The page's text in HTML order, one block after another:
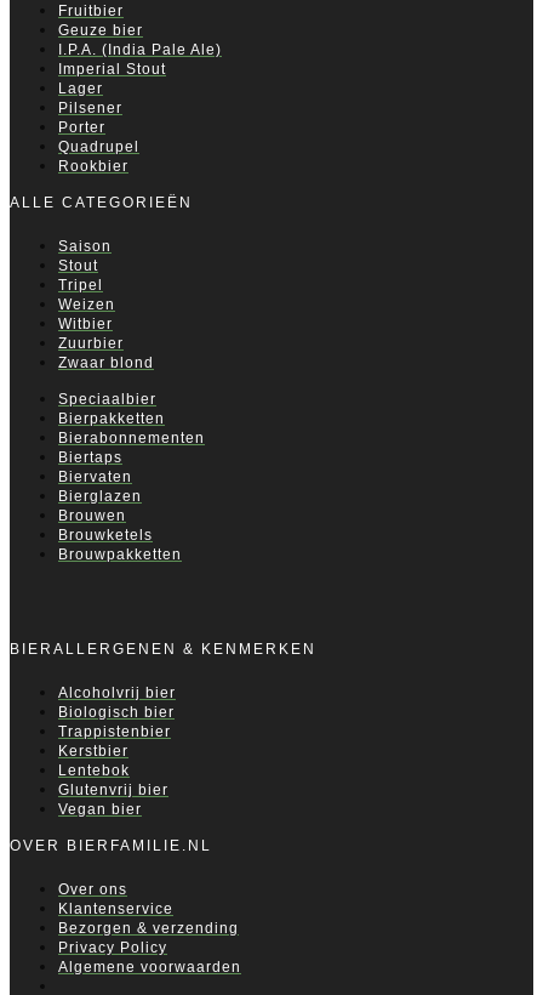
Fruitbier
Geuze bier
I.P.A. (India Pale Ale)
Imperial Stout
Lager
Pilsener
Porter
Quadrupel
Rookbier
ALLE CATEGORIEËN
Saison
Stout
Tripel
Weizen
Witbier
Zuurbier
Zwaar blond
Speciaalbier
Bierpakketten
Bierabonnementen
Biertaps
Biervaten
Bierglazen
Brouwen
Brouwketels
Brouwpakketten
BIERALLERGENEN & KENMERKEN
Alcoholvrij bier
Biologisch bier
Trappistenbier
Kerstbier
Lentebok
Glutenvrij bier
Vegan bier
OVER BIERFAMILIE.NL
Over ons
Klantenservice
Bezorgen & verzending
Privacy Policy
Algemene voorwaarden